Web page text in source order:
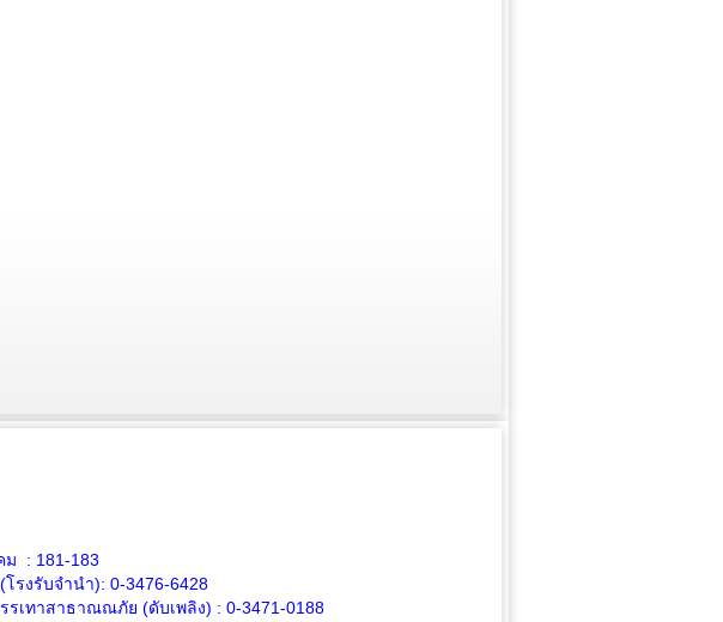
ม : 181-183
(โรงรับจำนำ): 0-3476-6428
รเทาสาธาณณภัย (ดับเพลิง) : 0-3471-0188